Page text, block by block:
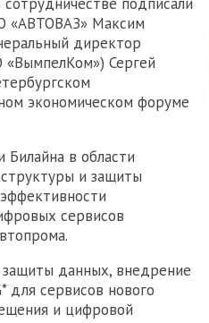
подписали
«АВТОВАЗ» Максим
директор
«ВымпелКом») Сергей
экономическом форуме
в области
и защиты
сервисов
данных, внедрение
для сервисов нового
и цифровой